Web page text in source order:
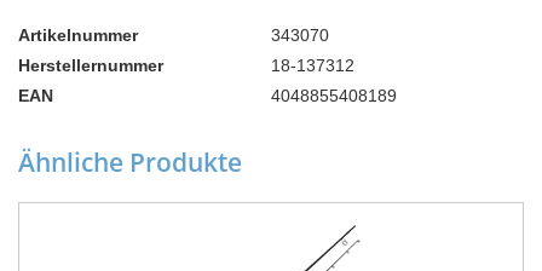
Artikelnummer
343070
Herstellernummer
18-137312
EAN
4048855408189
Ähnliche Produkte